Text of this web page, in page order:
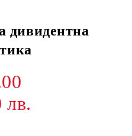
дивидентна
лв.